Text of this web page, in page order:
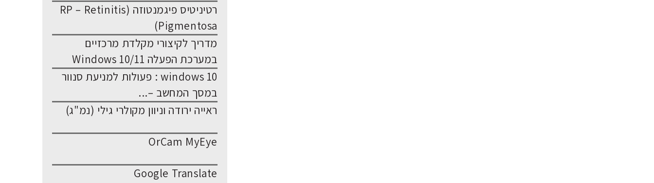
רטיניטיס פיגמנטוזה (RP – Retinitis
Pigmentosa)
מדריך לקיצורי מקלדת מרכזיים
במערכת הפעלה Windows 10/11
windows 10 : פעולות למניעת סנוור
במסך המחשב –...
ראייה ירודה וניוון מקולרי גילי (נמ"ג)
OrCam MyEye
Google Translate